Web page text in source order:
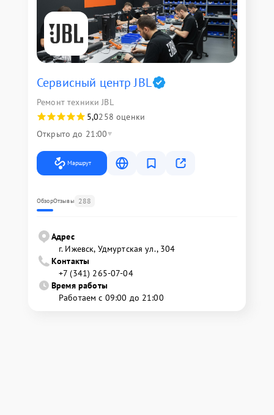
Сервисный центр JBL
Ремонт техники JBL
5,0258 оценки
Открыто до 21:00
Маршрут
ОбзорОтзывы 288
Адрес
г. Ижевск, Удмуртская ул., 304
Контакты
+7 (341) 265-07-04
Время работы
Работаем с 09:00 до 21:00